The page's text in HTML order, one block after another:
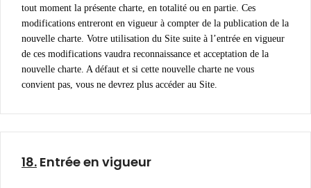
tout moment la présente charte, en totalité ou en partie. Ces
modifications entreront en vigueur à compter de la publication de la
nouvelle charte. Votre utilisation du Site suite à l’entrée en vigueur
de ces modifications vaudra reconnaissance et acceptation de la
nouvelle charte. A défaut et si cette nouvelle charte ne vous
convient pas, vous ne devrez plus accéder au Site.
18. Entrée en vigueur